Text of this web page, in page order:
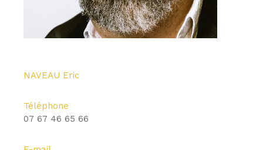
NAVEAU Eric
Téléphone
07 67 46 65 66